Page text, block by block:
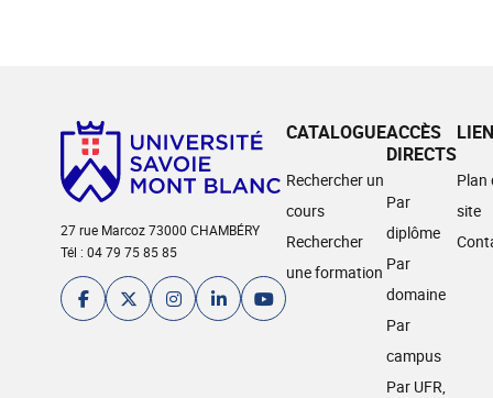
27 rue Marcoz 73000 CHAMBÉRY
Tél : 04 79 75 85 85
CATALOGUE
Rechercher un
cours
Rechercher
une formation
ACCÈS
DIRECTS
Par
diplôme
Par
domaine
Par
campus
Par UFR,
Plan
site